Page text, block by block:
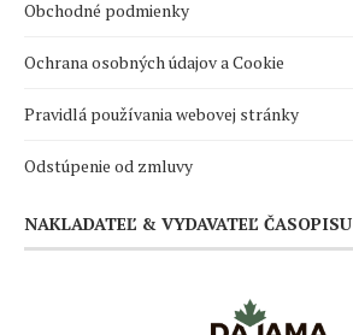
Obchodné podmienky
Ochrana osobných údajov a Cookie
Pravidlá používania webovej stránky
Odstúpenie od zmluvy
NAKLADATEĽ & VYDAVATEĽ ČASOPISU